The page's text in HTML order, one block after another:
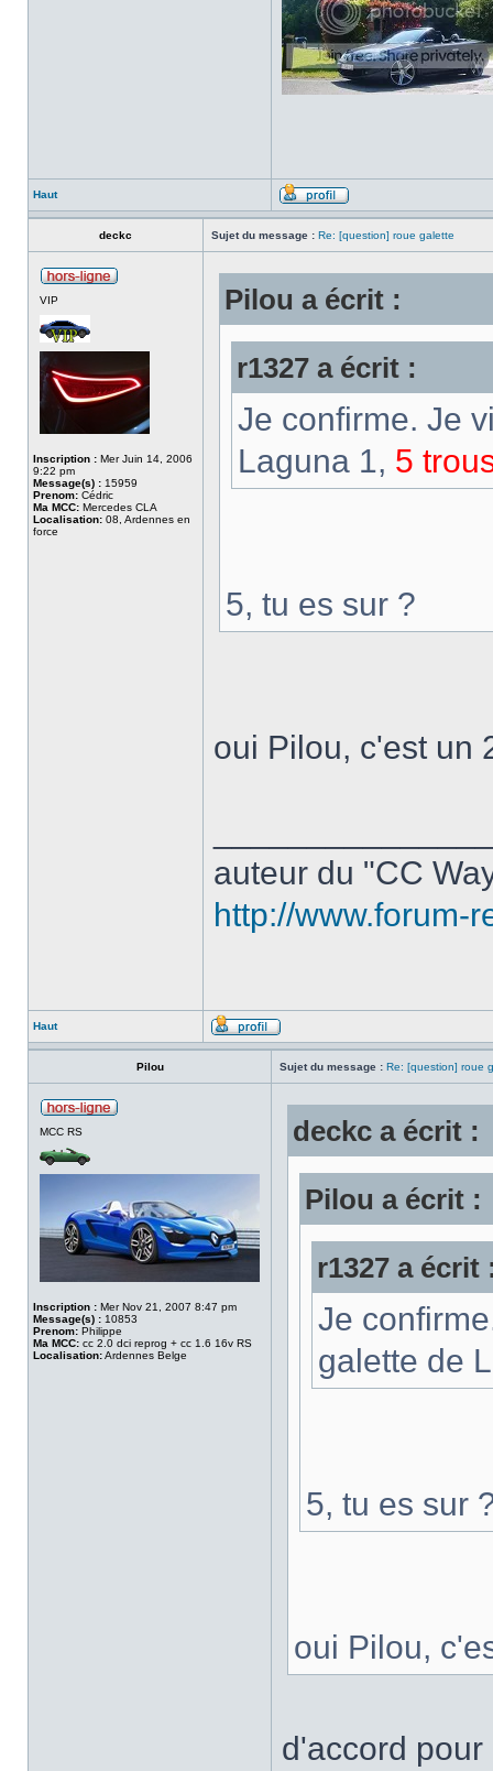
Haut
deckc Sujet du message : Re: [question] roue galette
VIP
Inscription : Mer Juin 14, 2006
9:22 pm
Message(s) : 15959
Prenom: Cédric
Ma MCC: Mercedes CLA
Localisation: 08, Ardennes en
force
Pilou a écrit :
r1327 a écrit :
Je confirme. Je
Laguna 1, 5
5, tu es sur ?
oui Pilou, c'est un
auteur du "CC
http://www.forum-
Haut
Pilou Sujet du message : Re: [question] roue
MCC RS
Inscription : Mer Nov 21, 2007 8:47 pm
Message(s) : 10853
Prenom: Philippe
Ma MCC: cc 2.0 dci reprog + cc 1.6 16v RS
Localisation:Ardennes Belge
deckc a écrit :
Pilou a écrit :
r1327 a écrit
Je
galette de
5, tu es sur
oui Pilou,
d'accord